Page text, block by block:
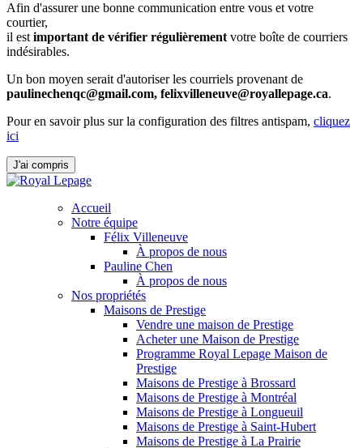
Afin d'assurer une bonne communication entre vous et votre
courtier,
il est important de vérifier régulièrement votre boîte de courriers
indésirables.
Un bon moyen serait d'autoriser les courriels provenant de
paulinechenqc@gmail.com, felixvilleneuve@royallepage.ca.
Pour en savoir plus sur la configuration des filtres antispam, cliquez
ici
J'ai compris
Accueil
Notre équipe
Félix Villeneuve
À propos de nous
Pauline Chen
À propos de nous
Nos propriétés
Maisons de Prestige
Vendre une maison de Prestige
Acheter une Maison de Prestige
Programme Royal Lepage Maison de
Prestige
Maisons de Prestige à Brossard
Maisons de Prestige à Montréal
Maisons de Prestige à Longueuil
Maisons de Prestige à Saint-Hubert
Maisons de Prestige à La Prairie